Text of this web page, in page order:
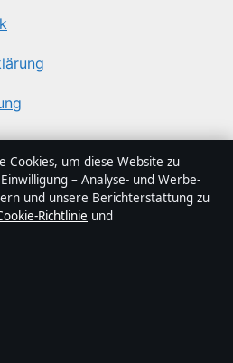
digitaler
auf Politik, Wirtschaft,
in Deutschland. Jeder Artikel
um diese Website zu
– Analyse- und Werbe-
und unsere Berichterstattung zu
Richtlinie und